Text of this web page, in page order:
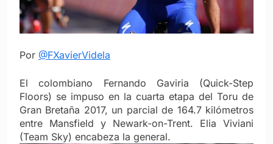
Por @FXavierVidela
El colombiano Fernando Gaviria (Quick-Step
Floors) se impuso en la cuarta etapa del Toru de
Gran Bretaña 2017, un parcial de 164.7 kilómetros
entre Mansfield y Newark-on-Trent. Elia Viviani
(Team Sky) encabeza la general.